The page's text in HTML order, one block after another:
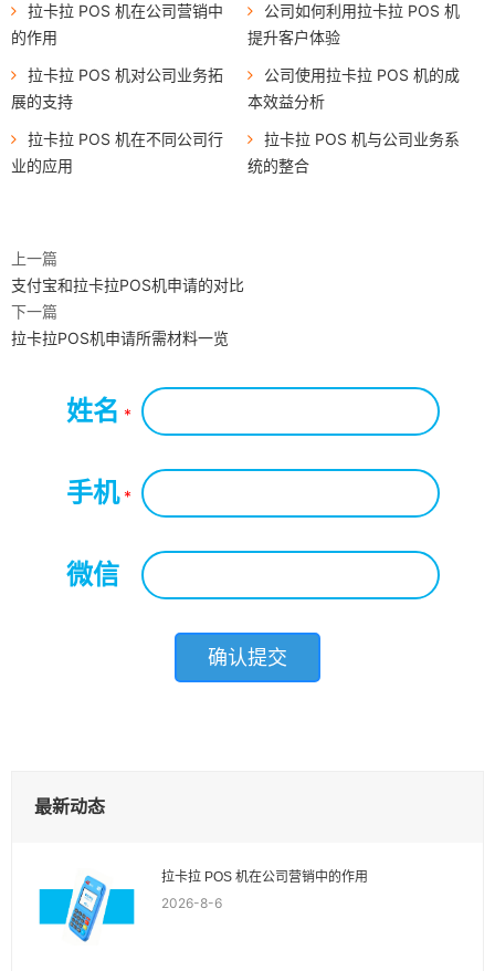
拉卡拉 POS 机在公司营销中
的作用
公司如何利用拉卡拉 POS 机
提升客户体验
拉卡拉 POS 机对公司业务拓
展的支持
公司使用拉卡拉 POS 机的成
本效益分析
拉卡拉 POS 机在不同公司行
业的应用
拉卡拉 POS 机与公司业务系
统的整合
上一篇
支付宝和拉卡拉POS机申请的对比
下一篇
拉卡拉POS机申请所需材料一览
姓名 *
手机*
微信
最新动态
拉卡拉 POS 机在公司营销中的作用
2026-8-6